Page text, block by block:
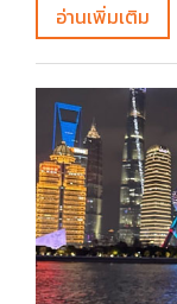
อ่านเพิ่มเติม